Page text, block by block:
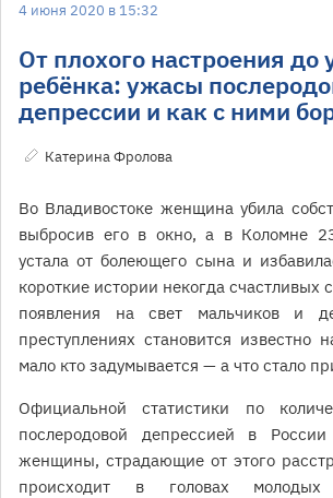
4 июня 2020 в 15:32
От плохого настроения до
ребёнка: ужасы
депрессии и как с ними
Катерина Фролова
Во Владивостоке женщина убила
выбросив его в окно, а в Коломне
устала от болеющего сына и
короткие истории некогда
появления на свет мальчиков и
преступлениях становится известно
мало кто задумывается — а что стало
Официальной статистики по
послеродовой депрессией в
женщины, страдающие от этого
происходит в головах